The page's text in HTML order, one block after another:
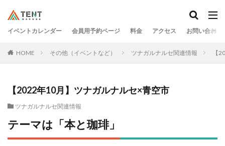
イベントカレンダー 会員用予約ページ 料金 アクセス お問い合わせ
HOME その他（イベントなど） ツナガルナルセ関連情報 【
【2022年10月】ツナガルナルセ×青空市
ツナガルナルセ関連情報
テーマは「本と珈琲」